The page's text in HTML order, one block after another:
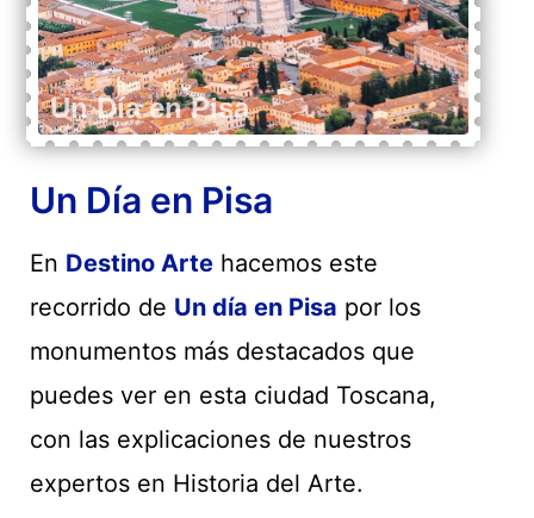
Un Día en Pisa
En Destino Arte hacemos este
recorrido de Un día en Pisa por los
monumentos más destacados que
puedes ver en esta ciudad Toscana,
con las explicaciones de nuestros
expertos en Historia del Arte.